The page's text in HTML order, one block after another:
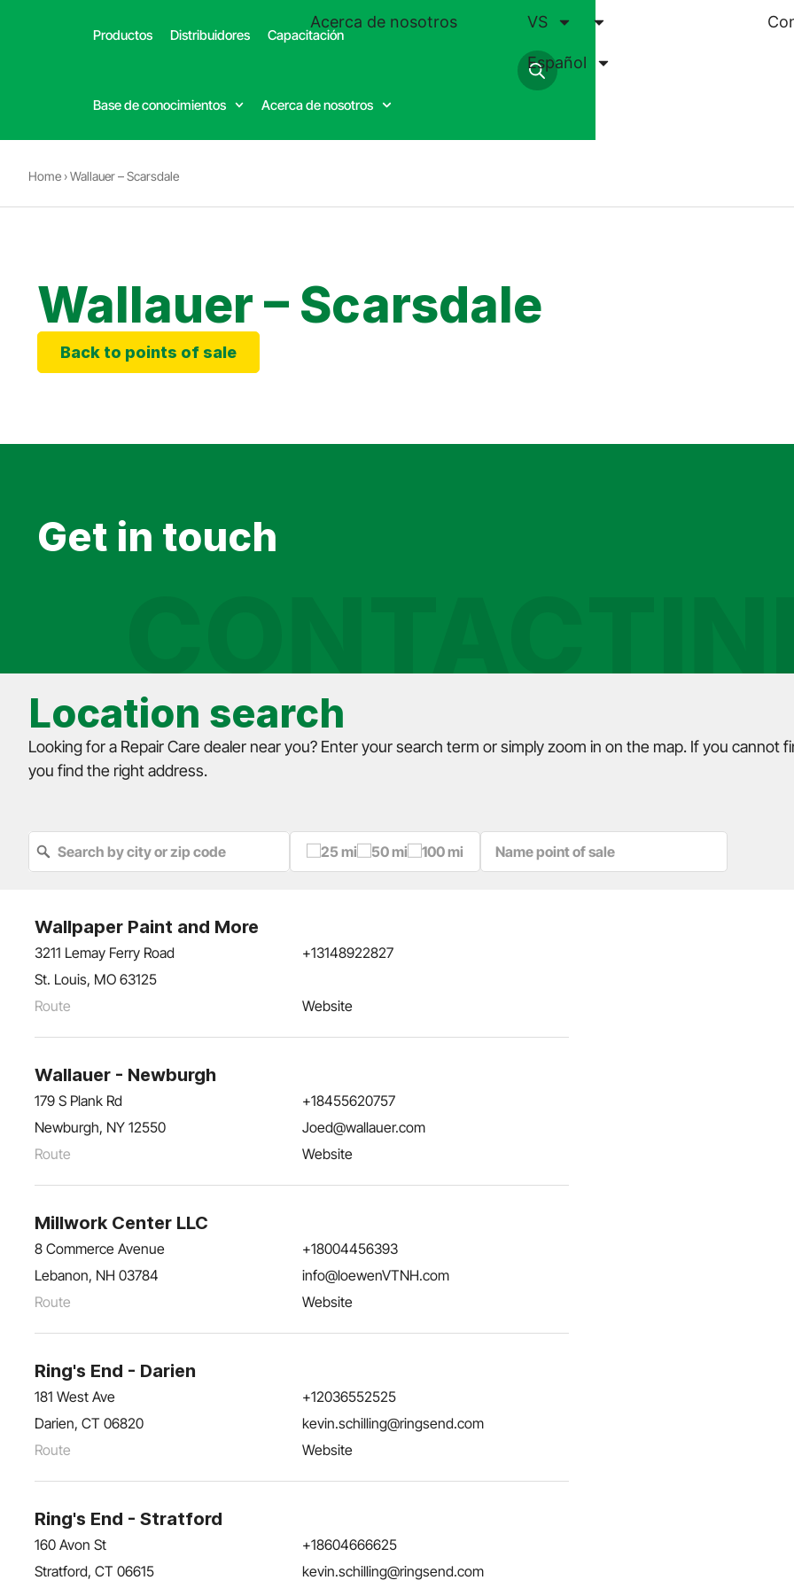
(332) 699-4426
Acerca de nosotros VS
Español
Productos Distribuidores Capacitación
Base de conocimientos Acerca de nosotros
Home ›Wallauer – Scarsdale
Wallauer – Scarsdale
Back to points of sale
Get in touch
Location search
Looking for a Repair Care dealer near you? Enter your search term or simply zoom in on the map. If you cannot
you find the right address.
25 mi 50 mi 100 mi
Wallpaper Paint and More
3211 Lemay Ferry Road
St. Louis, MO 63125
Route
+13148922827
Website
Wallauer - Newburgh
179 S Plank Rd
Newburgh, NY 12550
Route
+18455620757
Joed@wallauer.com
Website
Millwork Center LLC
8 Commerce Avenue
Lebanon, NH 03784
Route
+18004456393
info@loewenVTNH.com
Website
Ring's End - Darien
181 West Ave
Darien, CT 06820
Route
+12036552525
kevin.schilling@ringsend.com
Website
Ring's End - Stratford
160 Avon St
Stratford, CT 06615
+18604666625
kevin.schilling@ringsend.com